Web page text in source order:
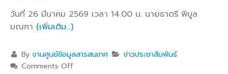
วันที่ 26 มีนาคม 2569 เวลา 14.00 น. นายธาตรี พิบูล
มณฑา (เพิ่มเติม…)
Byงานศูนย์ข้อมูลสารสนเทศ
ข่าวประชาสัมพันธ์
Comments Off